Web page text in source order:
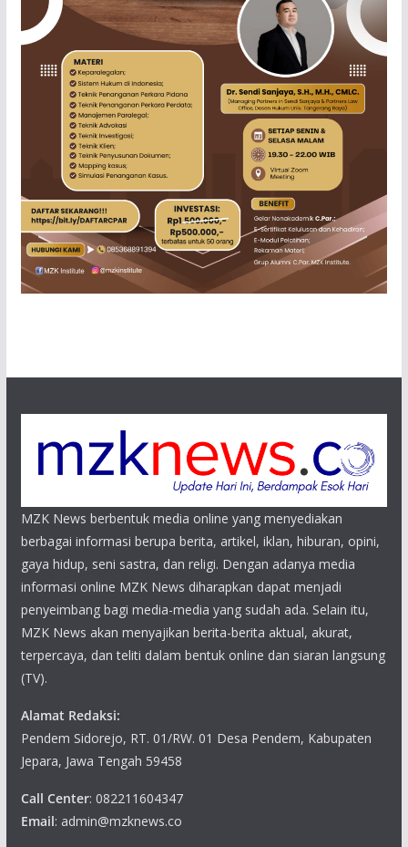
MZK News berbentuk media online yang menyediakan
berbagai informasi berupa berita, artikel, iklan, hiburan, opini,
gaya hidup, seni sastra, dan religi. Dengan adanya media
informasi online MZK News diharapkan dapat menjadi
penyeimbang bagi media-media yang sudah ada. Selain itu,
MZK News akan menyajikan berita-berita aktual, akurat,
terpercaya, dan teliti dalam bentuk online dan siaran langsung
(TV).
Alamat Redaksi:
Pendem Sidorejo, RT. 01/RW. 01 Desa Pendem, Kabupaten
Jepara, Jawa Tengah 59458
Call Center: 082211604347
Email: admin@mzknews.co